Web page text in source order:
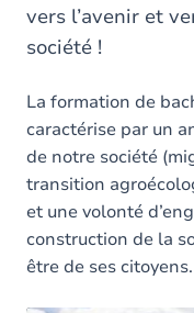
vers l’avenir et
société !
La formation de
caractérise par un
de notre société
transition
et une volonté
construction de la
être de ses citoyens.